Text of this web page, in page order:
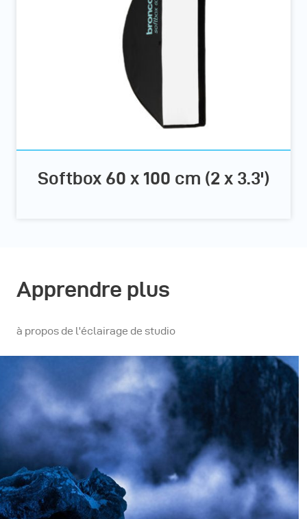
Softbox 60 x 100 cm (2 x 3.3')
Apprendre plus
à propos de l'éclairage de studio